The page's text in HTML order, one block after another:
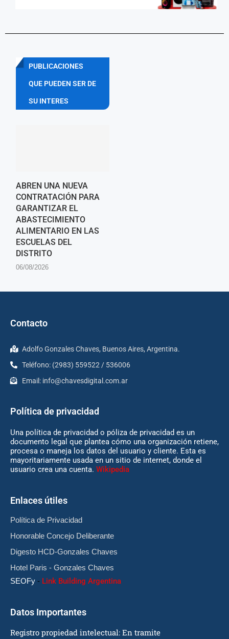
PUBLICACIONES
QUE PUEDEN SER DE
SU INTERES
ABREN UNA NUEVA
CONTRATACIÓN PARA
GARANTIZAR EL
ABASTECIMIENTO
ALIMENTARIO EN LAS
ESCUELAS DEL
DISTRITO
06/08/2026
Contacto
Adolfo Gonzales Chaves, Buenos Aires, Argentina.
Teléfono: (2983) 559522 / 536006
Email: info@chavesdigital.com.ar
Política de privacidad
Una política de privacidad o póliza de privacidad es un
documento legal que plantea cómo una organización retiene,
procesa o maneja los datos del usuario y cliente. Esta es
mayoritariamente usada en un sitio de internet, donde el
usuario crea una cuenta. Wikipedia
Enlaces útiles
Política de Privacidad
Honorable Concejo Deliberante
Digesto HCD-Gonzales Chaves
Hotel Paris - Gonzales Chaves
SEOFy - Link Building Argentina
Datos Importantes
Registro propiedad intelectual: En tramite